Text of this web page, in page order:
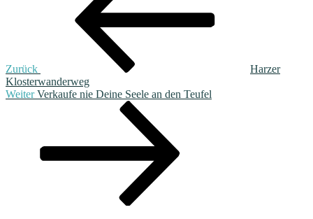
Zurück
Harzer
Klosterwanderweg
Nächster
Weiter Verkaufe nie Deine Seele an den Teufel